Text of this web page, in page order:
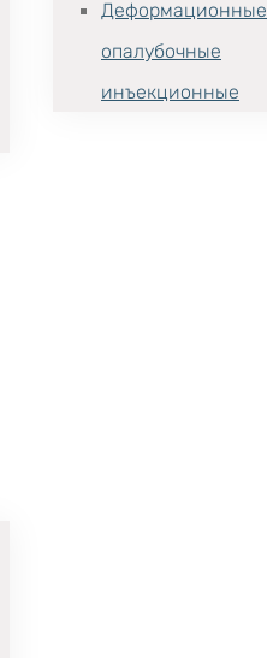
Деформационные
опалубочные
инъекционные